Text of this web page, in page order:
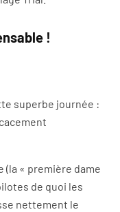
!
superbe journée :
(la « première dame
de quoi les
nettement le